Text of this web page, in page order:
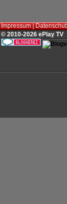
Impressum|
© 2010-2026 ePlay TV